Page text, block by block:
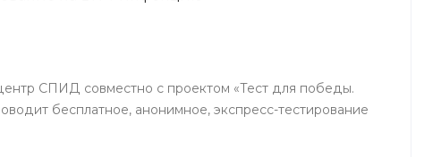
СПИД совместно с проектом «Тест для победы.
бесплатное, анонимное, экспресс-тестирование